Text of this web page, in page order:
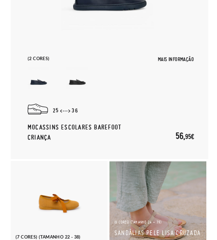
(2 CORES) MAIS INFORMAÇÃO
25 36
MOCASSINS ESCOLARES BAREFOOT
CRIANÇA
56,95€
(7 CORES) (TAMANHO 22 - 38)
(6 CORES) (TAMANHO 24 - 39)
SANDÁLIAS PELE LISA CRUZADA